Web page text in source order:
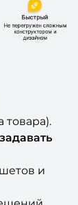
задавать
на демо